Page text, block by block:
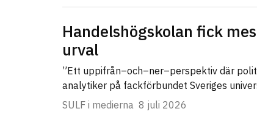
Handelshögskolan fick
urval
”Ett uppifrån–och–ner–perspektiv där
analytiker på fackförbundet Sveriges
SULF i medierna 8 juli 2026